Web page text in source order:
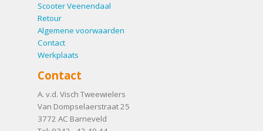
Scooter Veenendaal
Retour
Algemene voorwaarden
Contact
Werkplaats
Contact
A. v.d. Visch Tweewielers
Van Dompselaerstraat 25
3772 AC Barneveld